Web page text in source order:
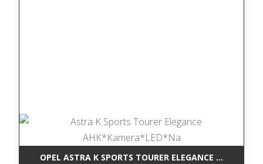
OPEL ASTRA K SPORTS TOURER ELEGANCE